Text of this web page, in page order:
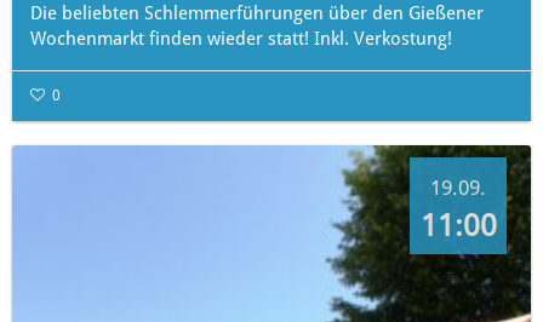
Die beliebten Schlemmerführungen über den Gießener
Wochenmarkt finden wieder statt! Inkl. Verkostung!
0
19.09.
11:00